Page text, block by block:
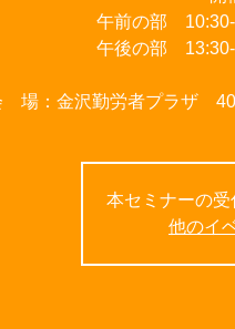
午前の部 10:30-
午後の部 13:30-
場：金沢勤労者プラザ
本セミナーの
他のイ